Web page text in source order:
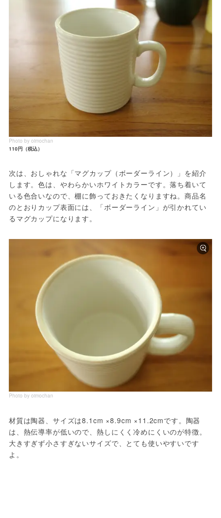
Photo by oimochan
110円（税込）
次は、おしゃれな「マグカップ（ボーダーライン）」を紹介
します。色は、やわらかいホワイトカラーです。落ち着いて
いる色合いなので、棚に飾っておきたくなりますね。商品名
のとおりカップ表面には、「ボーダーライン」が引かれてい
るマグカップになります。
Photo by oimochan
材質は陶器、サイズは8.1cm ×8.9cm ×11.2cmです。陶器
は、熱伝導率が低いので、熱しにくく冷めにくいのが特徴。
大きすぎず小さすぎないサイズで、とても使いやすいです
よ。